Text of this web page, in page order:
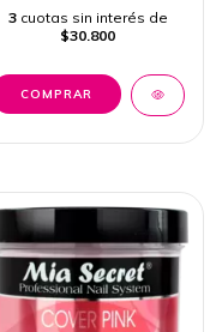
3 cuotas sin interés de
$30.800